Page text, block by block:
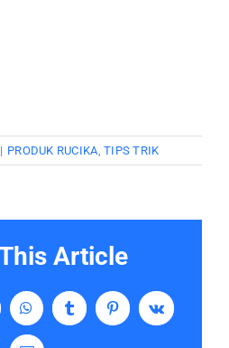
| PRODUK RUCIKA ,TIPS TRIK
Article
WhatsAppTumblrPinterestVk